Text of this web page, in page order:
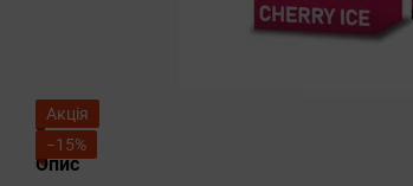
Акція
−15%
Опис